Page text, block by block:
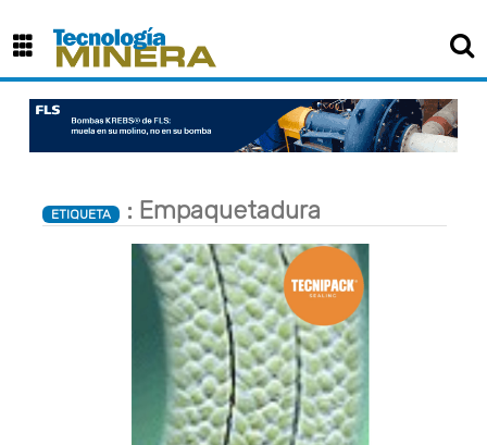
ETIQUETA : Empaquetadura